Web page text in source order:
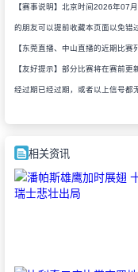
【赛事说明】北京时间2026年07
的朋友可以提前收藏本页面以免错
【东莞直播、中山直播的近期比赛
【友好提示】部分比赛将在赛前
经过期已经过期，或者以上信号都
相关资讯